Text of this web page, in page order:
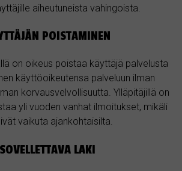
aiheutuneista vahingoista.
POISTAMINEN
on oikeus poistaa käyttäjä palvelusta
käyttöoikeutensa palveluun ilman
korvausvelvollisuutta. Ylläpitäjillä on
yli vuoden vanhat ilmoitukset, mikäli
vaikuta ajankohtaisilta.
SOVELLETTAVA LAKI